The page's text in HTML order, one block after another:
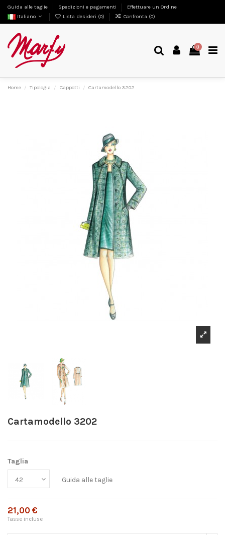
Guida alle taglie Spedizioni e pagamenti
Effettuare un Ordine
Italiano
Lista desideri (0) Confronta (0)
0
Home Tipologia Cappotti Cartamodello 3202
Cartamodello 3202
Taglia
Guida alle taglie
21,00 €
Tasse incluse